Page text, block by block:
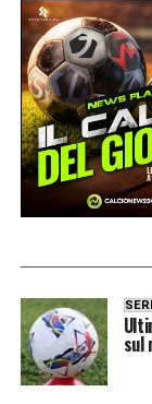
sul